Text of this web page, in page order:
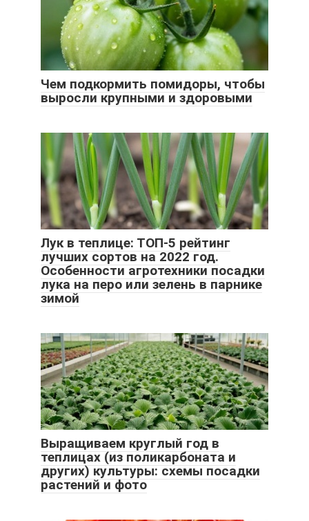
Чем подкормить помидоры, чтобы
выросли крупными и здоровыми
Лук в теплице: ТОП-5 рейтинг
лучших сортов на 2022 год.
Особенности агротехники посадки
лука на перо или зелень в парнике
зимой
Выращиваем круглый год в
теплицах (из поликарбоната и
других) культуры: схемы посадки
растений и фото